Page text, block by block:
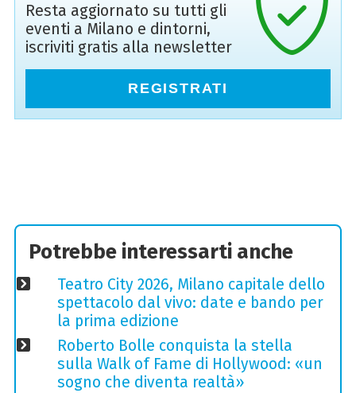
Resta aggiornato su tutti gli
eventi a Milano e dintorni,
iscriviti gratis alla newsletter
REGISTRATI
Potrebbe interessarti anche
Teatro City 2026, Milano capitale dello
spettacolo dal vivo: date e bando per
la prima edizione
Roberto Bolle conquista la stella
sulla Walk of Fame di Hollywood: «un
sogno che diventa realtà»